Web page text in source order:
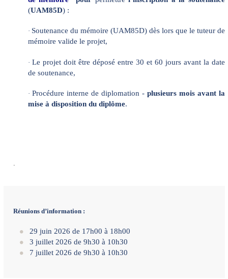
(UAM85D) :
· Soutenance du mémoire (UAM85D) dès lors que le tuteur de
mémoire valide le projet,
· Le projet doit être déposé entre 30 et 60 jours avant la date
de soutenance,
· Procédure interne de diplomation - plusieurs mois avant la
mise à disposition du diplôme.
Réunions d’information :
29 juin 2026 de 17h00 à 18h00
3 juillet 2026 de 9h30 à 10h30
7 juillet 2026 de 9h30 à 10h30